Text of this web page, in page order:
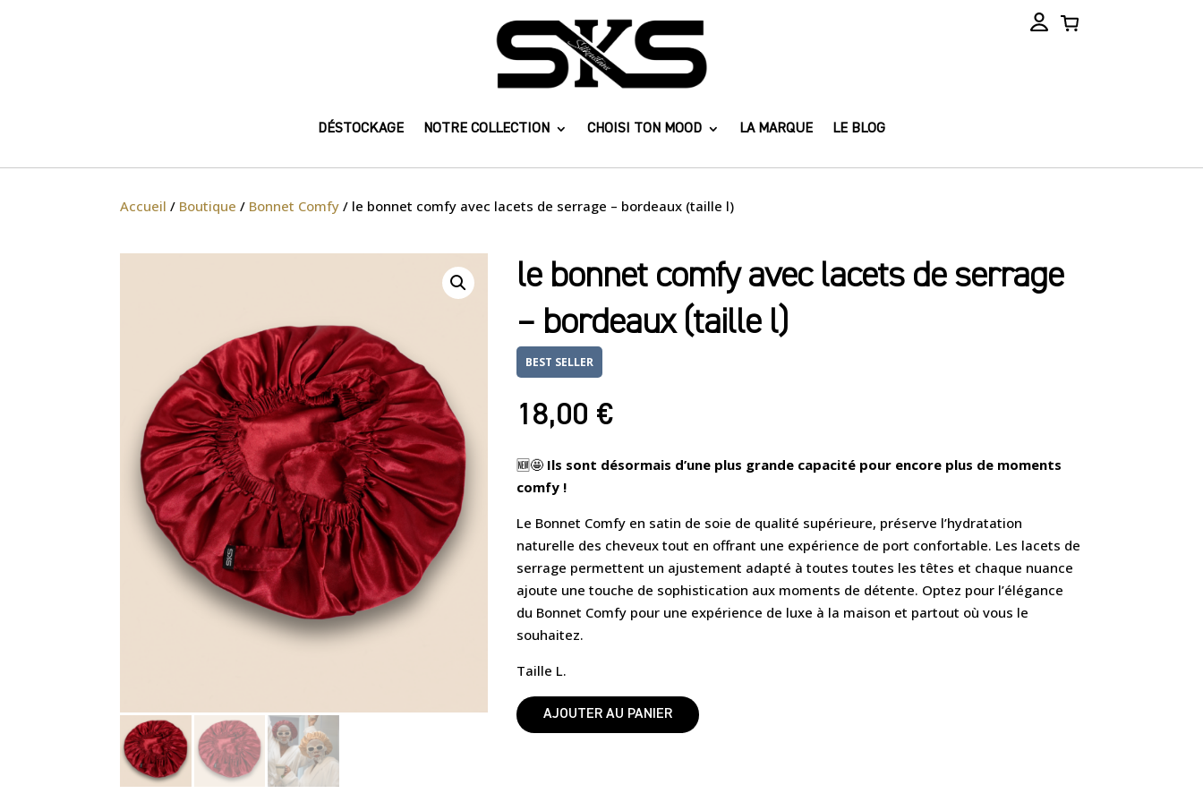
DÉSTOCKAGE NOTRE COLLECTION CHOISI TON MOOD LA MARQUE LE BLOG
Accueil / Boutique / Bonnet Comfy / le bonnet comfy avec lacets de serrage – bordeaux (taille l)
le bonnet comfy avec lacets de serrage
– bordeaux (taille l)
BEST SELLER
18,00 €
🆕🤩 Ils sont désormais d’une plus grande capacité pour encore plus de moments
comfy !
Le Bonnet Comfy en satin de soie de qualité supérieure, préserve l’hydratation
naturelle des cheveux tout en offrant une expérience de port confortable. Les lacets de
serrage permettent un ajustement adapté à toutes toutes les têtes et chaque nuance
ajoute une touche de sophistication aux moments de détente. Optez pour l’élégance
du Bonnet Comfy pour une expérience de luxe à la maison et partout où vous le
souhaitez.
Taille L.
AJOUTER AU PANIER